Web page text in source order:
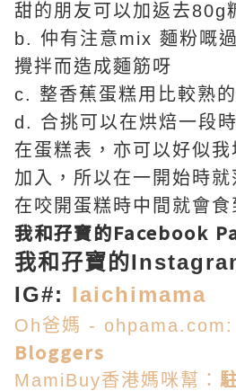
甜的朋友可以加返去80g
b. 仲有注意mix 麵粉嘅
攪拌而造成麵筋呀
c. 整香蕉蛋糕用比較熟
d. 合挑可以在烘焙一段
在蛋糕表，亦可以好似
加入，所以在一開始時
在咬開蛋糕時中間就會食
我和孖寶的Facebook
我和孖寶的
IG#: laichimama
Oh爸媽 - ohpama.com:
Bloggers
MamiBuy香港媽咪幫：